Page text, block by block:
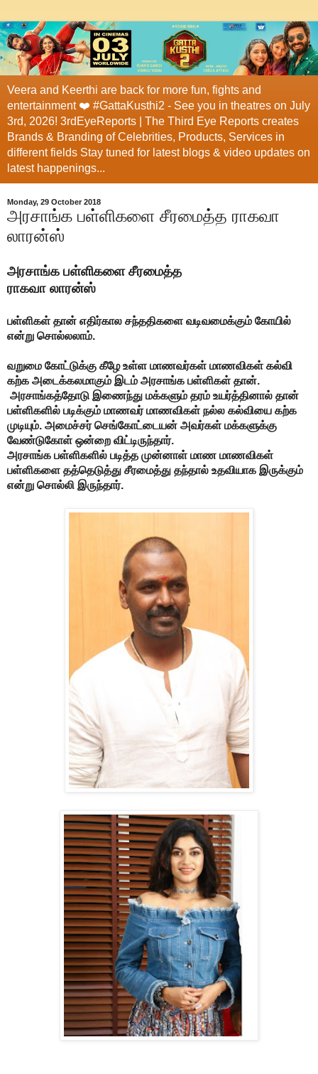
Veera and Keerthi are back for more fun, fights and
entertainment ❤️ #GattaKusthi2 - See you in theatres on July
3rd, 2026! 3rdEyeReports | The Third Eye Reports creates
Brands & Branding of Celebrities, Products, Services in
different fields Stay tuned for latest blogs & video updates on
latest happenings...
Monday, 29 October 2018
அரசாங்க பள்ளிகளை சீரமைத்த ராகவா
லாரன்ஸ்
அரசாங்க பள்ளிகளை சீரமைத்த
ராகவா லாரன்ஸ்
பள்ளிகள் தான் எதிர்கால சந்ததிகளை வடிவமைக்கும் கோயில்
என்று சொல்லலாம்.
வறுமை கோட்டுக்கு கீழே உள்ள மாணவர்கள் மாணவிகள் கல்வி
கற்க அடைக்கலமாகும் இடம் அரசாங்க பள்ளிகள் தான்.
அரசாங்கத்தோடு இணைந்து மக்களும் தரம் உயர்த்தினால் தான்
பள்ளிகளில் படிக்கும் மாணவர் மாணவிகள் நல்ல கல்வியை கற்க
முடியும். அமைச்சர் செங்கோட்டையன் அவர்கள் மக்களுக்கு
வேண்டுகோள் ஒன்றை விட்டிருந்தார்.
அரசாங்க பள்ளிகளில் படித்த முன்னாள் மாண மாணவிகள்
பள்ளிகளை தத்தெடுத்து சீரமைத்து தந்தால் உதவியாக இருக்கும்
என்று சொல்லி இருந்தார்.